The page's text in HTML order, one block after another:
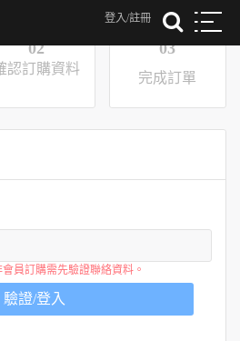
登入/註冊
02
認訂購資料
03
完成訂單
員訂購需先驗證聯絡資料。
驗證/登入